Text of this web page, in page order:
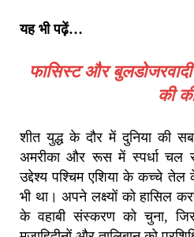
यह भी पढ़ें…
फासिस्ट और
की
शीत युद्ध के दौर में दुनिया की
अमरीका और रूस में स्पर्धा चल
उद्देश्य पश्चिम एशिया के कच्चे तेल
भी था। अपने लक्ष्यों को हासिल
के वहाबी संस्करण को चुना,